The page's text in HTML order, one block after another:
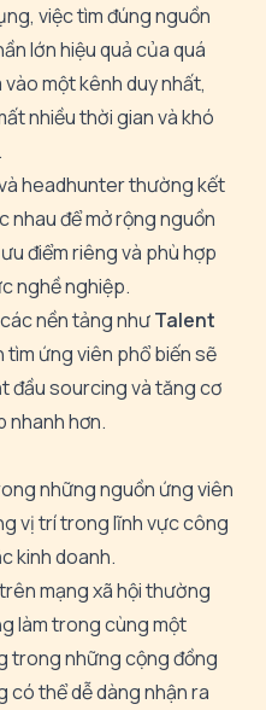
việctìmđúngnguồn
lớnhiệuquảcủaquá
vàomộtkênhduynhất,
nhiềuthờigianvàkhó
headhunterthườngkết
nhauđểmởrộngnguồn
ưuđiểmriêngvà phùhợp
nghềnghiệp.
cácnềntảngnhưTalent
tìm ứngviên phổbiếnsẽ
đầusourcingvàtăngcơ
nhanhhơn.
nhữngnguồn ứngviên
vịtrítronglĩnhvựccông
kinhdoanh.
trênmạngxãhộithường
làmtrongcùngmột
trongnhữngcộngđồng
cóthểdễdàngnhậnra